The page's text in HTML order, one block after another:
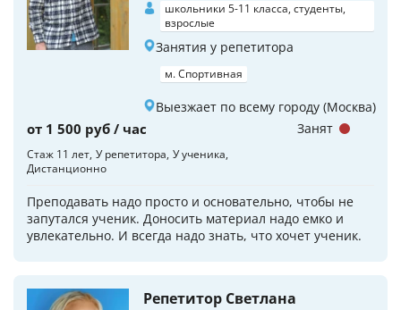
школьники 5-11 класса, студенты,
взрослые
Занятия у репетитора
м. Спортивная
Выезжает по всему городу (Москва)
от 1 500 руб / час
Стаж 11 лет У репетитора У ученика
Дистанционно
Преподавать надо просто и основательно, чтобы не
запутался ученик. Доносить материал надо емко и
увлекательно. И всегда надо знать, что хочет ученик.
Занят
Репетитор Светлана